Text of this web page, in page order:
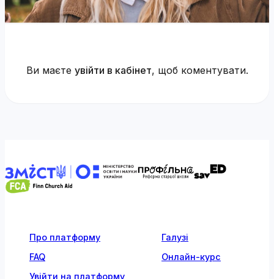
Ви маєте увійти в кабінет, щоб коментувати.
Про платформу
Галузі
FAQ
Онлайн-курс
Увійти на платформу